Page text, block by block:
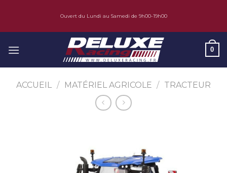
content
Ouvert du Lundi au Samedi de 9h00-19h00
0
ACCUEIL / MATÉRIEL AGRICOLE / TRACTEUR